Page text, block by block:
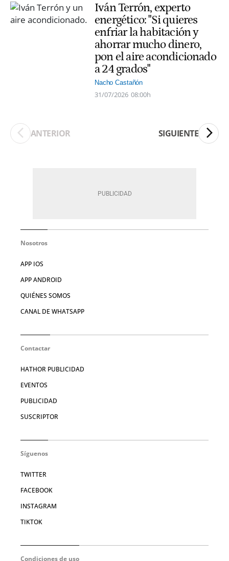
Iván Terrón, experto
energético: "Si quieres
enfriar la habitación y
ahorrar mucho dinero,
pon el aire acondicionado
a 24 grados"
Nacho Castañón
31/07/2026 08:00h
ANTERIOR SIGUIENTE
Nosotros
APP IOS
APP ANDROID
QUIÉNES SOMOS
CANAL DE WHATSAPP
Contactar
HATHOR PUBLICIDAD
EVENTOS
PUBLICIDAD
SUSCRIPTOR
Síguenos
TWITTER
FACEBOOK
INSTAGRAM
TIKTOK
Condiciones de uso